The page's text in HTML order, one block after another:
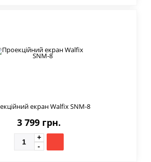
екран Walfix SNM-8
3 799 грн.